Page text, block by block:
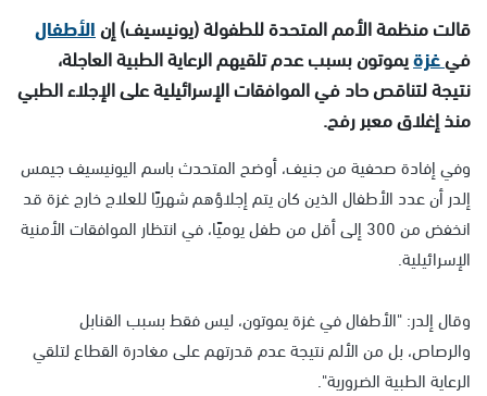
قالت منظمة الأمم المتحدة للطفولة (يونيسيف) إنالأطفال
فيغزةيموتون بسبب عدم تلقيهم الرعاية الطبية العاجلة،
نتيجة لتناقص حاد في الموافقات الإسرائيلية على الإجلاء الطبي
منذ إغلاق معبر رفح.
وفي إفادة صحفية من جنيف، أوضح المتحدث باسم اليونيسيف جيمس
إلدر أن عدد الأطفال الذين كان يتم إجلاؤهم شهريًا للعلاج خارج غزة قد
انخفض من 300 إلى أقل من طفل يوميًا، في انتظار الموافقات الأمنية
الإسرائيلية.
وقال إلدر: "الأطفال في غزة يموتون، ليس فقط بسبب القنابل
والرصاص، بل من الألم نتيجة عدم قدرتهم على مغادرة القطاع لتلقي
الرعاية الطبية الضرورية".